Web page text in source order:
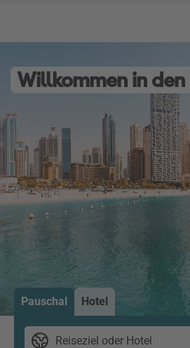
Willkommen in
Pauschal Hotel
Reiseziel oder Hotel